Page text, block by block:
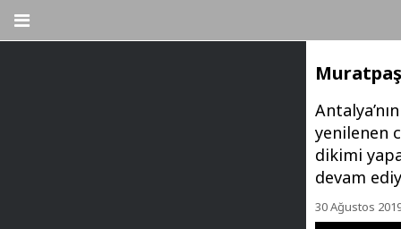
yenilenen
dikimi
devam
30 Ağustos